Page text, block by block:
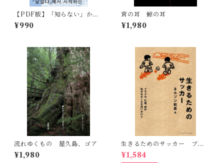
【PDF版】「知らない」から
はじまる 10代の娘に聞く韓
国文学のこと
¥990
茸の耳 鯨の耳
¥1,980
流れゆくもの 屋久島、ゴア
¥1,980
生きるためのサッカー ブラ
ジル、札幌、神戸 転がるボ
ールを追いかけて
¥1,584